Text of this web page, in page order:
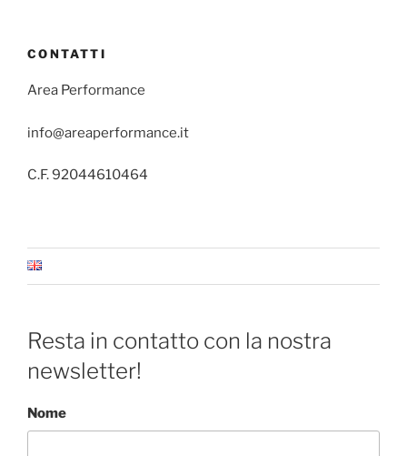
CONTATTI
Area Performance
info@areaperformance.it
C.F. 92044610464
Resta in contatto con la nostra
newsletter!
Nome